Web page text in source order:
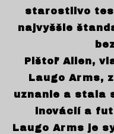
starostlivo
najvyššie
Pištoľ Alien,
Laugo Arms,
uznanie a stala
inovácií a
Laugo Arms je